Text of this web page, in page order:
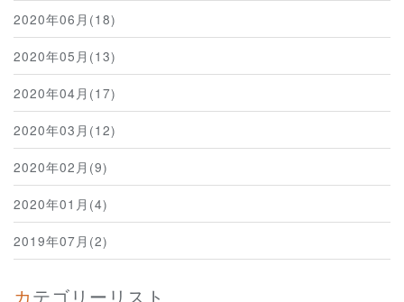
2020年06月(18)
2020年05月(13)
2020年04月(17)
2020年03月(12)
2020年02月(9)
2020年01月(4)
2019年07月(2)
カテゴリーリスト